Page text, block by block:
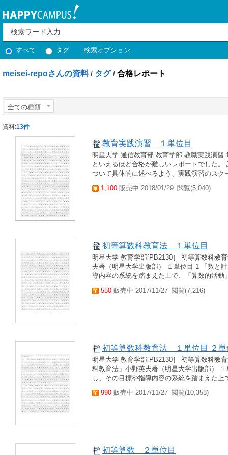
すべて タグ 検索オプション
meisei-repoさんの資料 / タグ / 合格レポート
全ての種類
資料:13件
教育実践演習 １単位目
明星大学 通信教育部 教育学部 教職実践演習
といえるほど合格が難しいレポートでした
ついて具体的に述べるよう、実践演習のス
1,100 販売中 2018/01/29 閲覧(5,040)
初等算数科教育法 １単位目
明星大学 教育学部[PB2130］ 初等算数科教
夫著（明星大学出版部） １単位目 1 「数と
導内容の系統を踏まえた上で、「算数的活
550 販売中 2017/11/27 閲覧(7,216)
初等算数科教育法 １単位目 ２単
明星大学 教育学部[PB2130］ 初等算数科教
科教育法」小野英夫著（明星大学出版部）
し、その目標や指導内容の系統を踏まえた
990 販売中 2017/11/27 閲覧(10,353)
初等算数 ２単位目